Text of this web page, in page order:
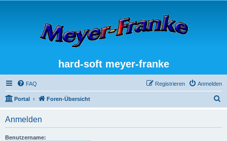
hard-soft meyer-franke
FAQ Anmelden
Registrieren
Portal Foren-Übersicht
Anmelden
Benutzername: